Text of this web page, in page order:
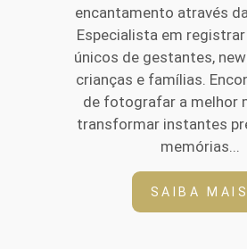
encantamento através
Especialista em
únicos de gestantes,
crianças e famílias.
de fotografar a melhor
transformar instantes
memórias...
SAIBA MAIS